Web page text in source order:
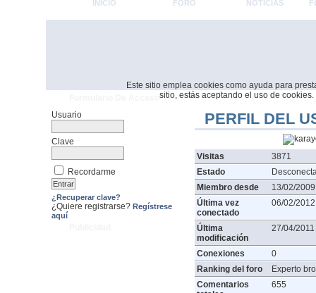
Este sitio emplea cookies como ayuda para
sitio, estás aceptando el uso de cookies.
INICIO FORO NOTICIAS
Usuario
Clave
Recordarme
¿Recuperar clave?
¿Quiere registrarse? Regístrese
aquí
PERFIL DEL
Visitas
3871
Estado
Miembro desde
13/02/
Última vez
conectado
06/02/
Última
modificación
27/04/
Conexiones
0
Ranking del foro
Experto
Comentarios
655